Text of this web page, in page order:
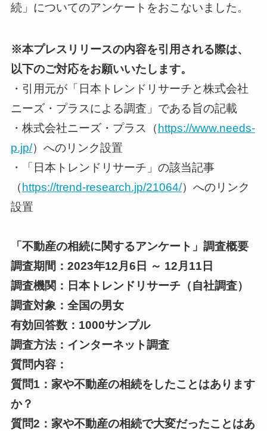
続」についてのアンケートをおこないました。
※本プレスリリースの内容を引用される際は、
以下のご対応をお願いいたします。
・引用元が「日本トレンドリサーチと株式会社
ニーズ・プラスによる調査」である旨の記載
・株式会社ニーズ・プラス（ https://www.needs-
p.jp/）へのリンク設置
・「日本トレンドリサーチ」の該当記事
（ https://trend-research.jp/21064/）へのリンク
設置
「不動産の相続に関するアンケート」調査概要
調査期間：2023年12月6日 ～ 12月11日
調査機関：日本トレンドリサーチ（自社調査）
調査対象：全国の男女
有効回答数：1000サンプル
調査方法：インターネット調査
質問内容：
質問1：家や不動産の相続をしたことはあります
か？
質問2：家や不動産の相続で大変だったことはあ